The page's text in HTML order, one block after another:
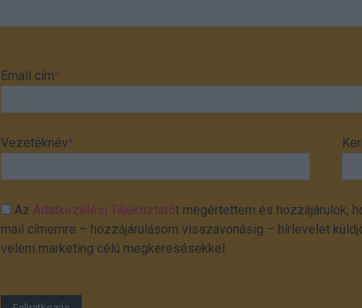
Email cím*
Vezetéknév*
Az Adatkezelési Tájékoztatót megértettem és hozzájárulok,
mail címemre – hozzájárulásom visszavonásig – hírlevelet
velem marketing célú megkeresésekkel.